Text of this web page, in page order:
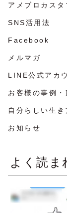
アメブロカスタ
SNS活用法
Facebook
メルマガ
LINE公式アカ
お客様の事例・
自分らしい生き
お知らせ
よく読ま